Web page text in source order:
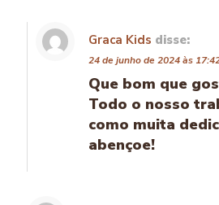
Graca Kids disse:
24 de junho de 2024 às
Que bom que
Todo o nosso
como muita
abençoe!